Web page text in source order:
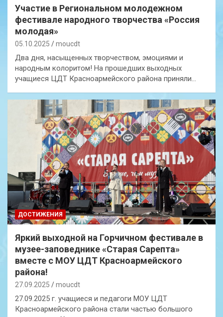
Участие в Региональном молодежном
фестивале народного творчества «Россия
молодая»
05.10.2025 moucdt
Два дня, насыщенных творчеством, эмоциями и
народным колоритом! На прошедших выходных
учащиеся ЦДТ Красноармейского района приняли…
ДОСТИЖЕНИЯ
Яркий выходной на Горчичном фестивале в
музее-заповеднике «Старая Сарепта»
вместе с МОУ ЦДТ Красноармейского
района!
27.09.2025 moucdt
27.09.2025 г. учащиеся и педагоги МОУ ЦДТ
Красноармейского района стали частью большого